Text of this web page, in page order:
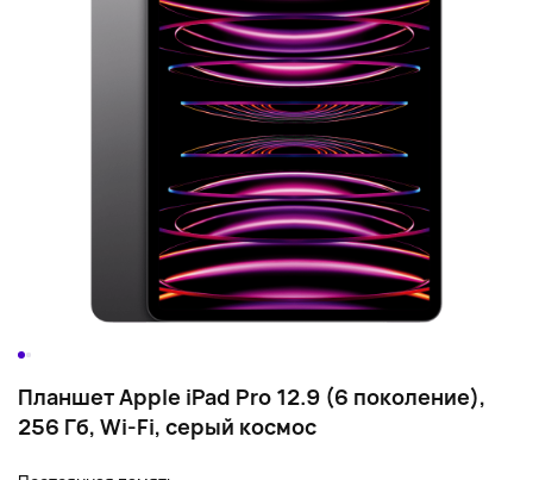
Планшет Apple iPad Pro 12.9 (6 поколение),
256 Гб, Wi-Fi, серый космос